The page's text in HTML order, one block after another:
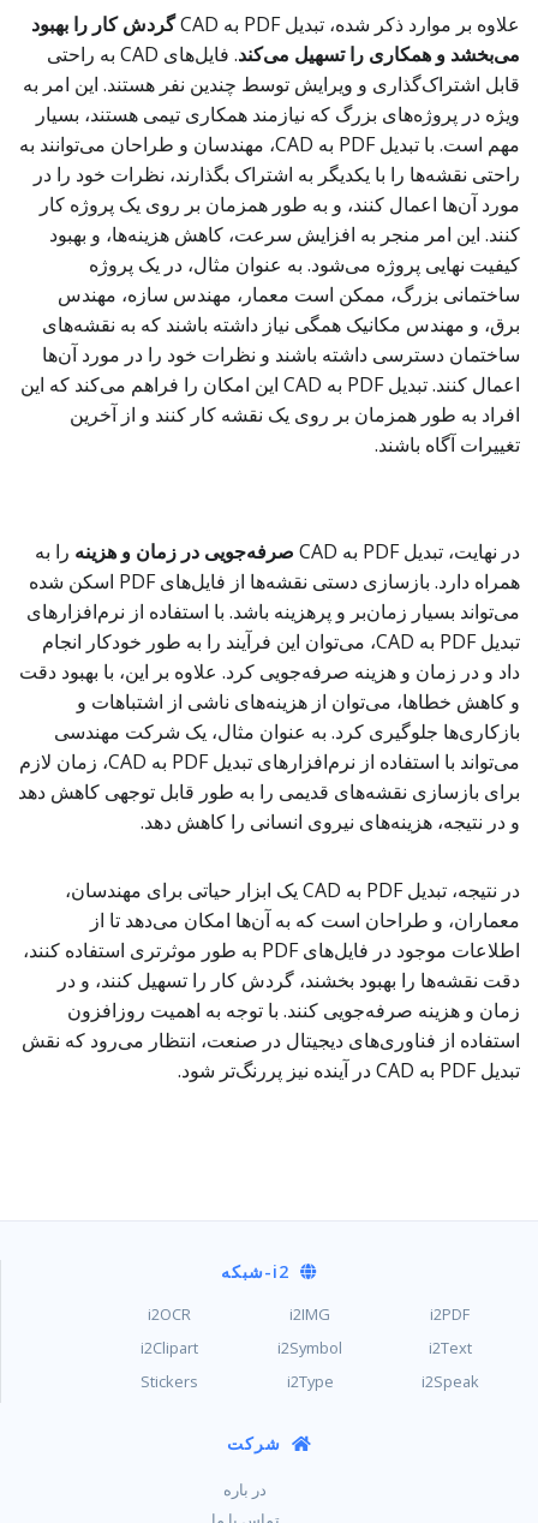
علاوه بر موارد ذکر شده، تبدیل PDF به CAD
گردش کار را بهبود
می‌بخشد و همکاری را تسهیل می‌کند
. فایل‌های CAD به راحتی
قابل اشتراک‌گذاری و ویرایش توسط چندین نفر هستند. این امر به
ویژه در پروژه‌های بزرگ که نیازمند همکاری تیمی هستند، بسیار
مهم است. با تبدیل PDF به CAD، مهندسان و طراحان می‌توانند به
راحتی نقشه‌ها را با یکدیگر به اشتراک بگذارند، نظرات خود را در
مورد آن‌ها اعمال کنند، و به طور همزمان بر روی یک پروژه کار
کنند. این امر منجر به افزایش سرعت، کاهش هزینه‌ها، و بهبود
کیفیت نهایی پروژه می‌شود. به عنوان مثال، در یک پروژه
ساختمانی بزرگ، ممکن است معمار، مهندس سازه، مهندس
برق، و مهندس مکانیک همگی نیاز داشته باشند که به نقشه‌های
ساختمان دسترسی داشته باشند و نظرات خود را در مورد آن‌ها
اعمال کنند. تبدیل PDF به CAD این امکان را فراهم می‌کند که این
افراد به طور همزمان بر روی یک نقشه کار کنند و از آخرین
تغییرات آگاه باشند.
در نهایت، تبدیل PDF به CAD صرفه‌جویی در زمان و هزینه را به
همراه دارد. بازسازی دستی نقشه‌ها از فایل‌های PDF اسکن شده
می‌تواند بسیار زمان‌بر و پرهزینه باشد. با استفاده از نرم‌افزارهای
تبدیل PDF به CAD، می‌توان این فرآیند را به طور خودکار انجام
داد و در زمان و هزینه صرفه‌جویی کرد. علاوه بر این، با بهبود دقت
و کاهش خطاها، می‌توان از هزینه‌های ناشی از اشتباهات و
بازکاری‌ها جلوگیری کرد. به عنوان مثال، یک شرکت مهندسی
می‌تواند با استفاده از نرم‌افزارهای تبدیل PDF به CAD، زمان لازم
برای بازسازی نقشه‌های قدیمی را به طور قابل توجهی کاهش دهد
و در نتیجه، هزینه‌های نیروی انسانی را کاهش دهد.
در نتیجه، تبدیل PDF به CAD یک ابزار حیاتی برای مهندسان،
معماران، و طراحان است که به آن‌ها امکان می‌دهد تا از
اطلاعات موجود در فایل‌های PDF به طور موثرتری استفاده کنند،
دقت نقشه‌ها را بهبود بخشند، گردش کار را تسهیل کنند، و در
زمان و هزینه صرفه‌جویی کنند. با توجه به اهمیت روزافزون
استفاده از فناوری‌های دیجیتال در صنعت، انتظار می‌رود که نقش
تبدیل PDF به CAD در آینده نیز پررنگ‌تر شود.
i2-شبکه
i2PDF
i2IMG
i2OCR
i2Text
i2Symbol
i2Clipart
i2Speak
i2Type
Stickers
شرکت
در باره